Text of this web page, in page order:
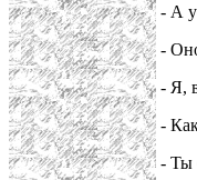
- А
-
- Я,
-
- Ты